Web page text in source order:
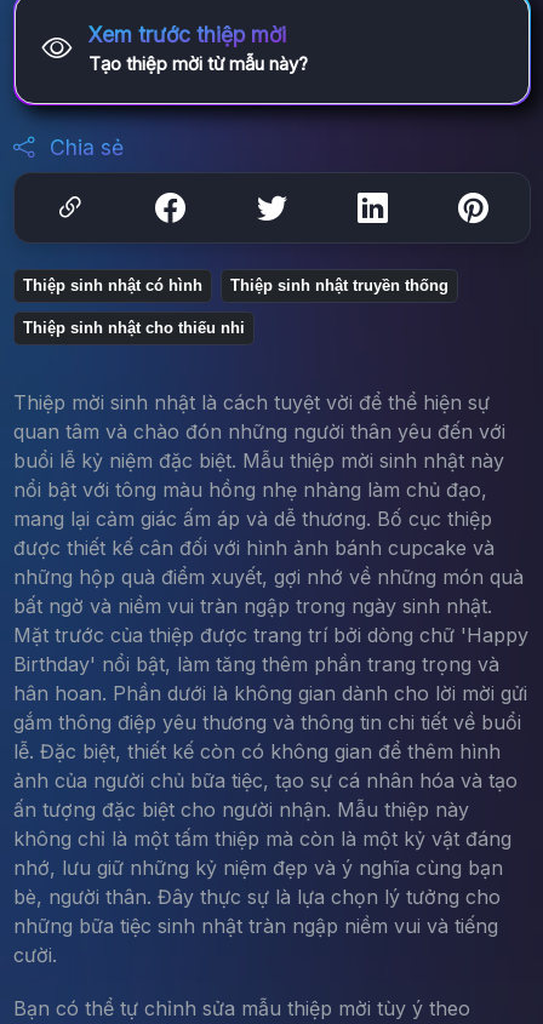
Xem trước thiệp mời
Tạo thiệp mời từ mẫu này?
Chia sẻ
Thiệp sinh nhật có hình Thiệp sinh nhật truyền thống
Thiệp sinh nhật cho thiếu nhi
Thiệp mời sinh nhật là cách tuyệt vời để thể hiện sự
quan tâm và chào đón những người thân yêu đến với
buổi lễ kỷ niệm đặc biệt. Mẫu thiệp mời sinh nhật này
nổi bật với tông màu hồng nhẹ nhàng làm chủ đạo,
mang lại cảm giác ấm áp và dễ thương. Bố cục thiệp
được thiết kế cân đối với hình ảnh bánh cupcake và
những hộp quà điểm xuyết, gợi nhớ về những món quà
bất ngờ và niềm vui tràn ngập trong ngày sinh nhật.
Mặt trước của thiệp được trang trí bởi dòng chữ 'Happy
Birthday' nổi bật, làm tăng thêm phần trang trọng và
hân hoan. Phần dưới là không gian dành cho lời mời gửi
gắm thông điệp yêu thương và thông tin chi tiết về buổi
lễ. Đặc biệt, thiết kế còn có không gian để thêm hình
ảnh của người chủ bữa tiệc, tạo sự cá nhân hóa và tạo
ấn tượng đặc biệt cho người nhận. Mẫu thiệp này
không chỉ là một tấm thiệp mà còn là một kỷ vật đáng
nhớ, lưu giữ những kỷ niệm đẹp và ý nghĩa cùng bạn
bè, người thân. Đây thực sự là lựa chọn lý tưởng cho
những bữa tiệc sinh nhật tràn ngập niềm vui và tiếng
cười.
Bạn có thể tự chỉnh sửa mẫu thiệp mời tùy ý theo